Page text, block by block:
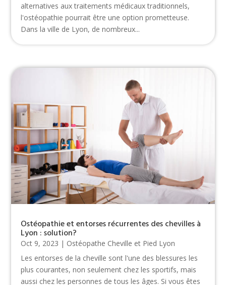
alternatives aux traitements médicaux traditionnels,
l'ostéopathie pourrait être une option prometteuse.
Dans la ville de Lyon, de nombreux...
Ostéopathie et entorses récurrentes des chevilles à
Lyon : solution?
Oct 9, 2023 | Ostéopathe Cheville et Pied Lyon
Les entorses de la cheville sont l'une des blessures les
plus courantes, non seulement chez les sportifs, mais
aussi chez les personnes de tous les âges. Si vous êtes